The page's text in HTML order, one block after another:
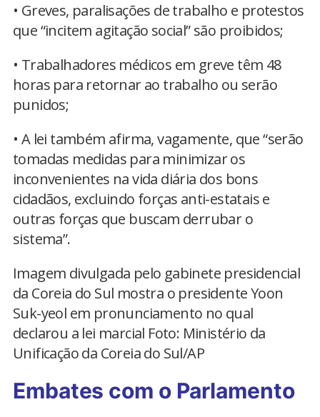
• Greves, paralisações de trabalho e protestos
que “incitem agitação social” são proibidos;
• Trabalhadores médicos em greve têm 48
horas para retornar ao trabalho ou serão
punidos;
• A lei também afirma, vagamente, que “serão
tomadas medidas para minimizar os
inconvenientes na vida diária dos bons
cidadãos, excluindo forças anti-estatais e
outras forças que buscam derrubar o
sistema”.
Imagem divulgada pelo gabinete presidencial
da Coreia do Sul mostra o presidente Yoon
Suk-yeol em pronunciamento no qual
declarou a lei marcial Foto: Ministério da
Unificação da Coreia do Sul/AP
Embates com o Parlamento